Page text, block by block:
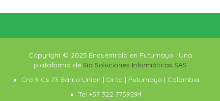
Copyright © 2025 Encuéntralo en Putumayo | Una
plataforma de Sio Soluciones Informáticas SAS
Cra 9 Cs 73 Barrio Union | Orito | Putumayo | Colombia
Tel +57 322 7759294